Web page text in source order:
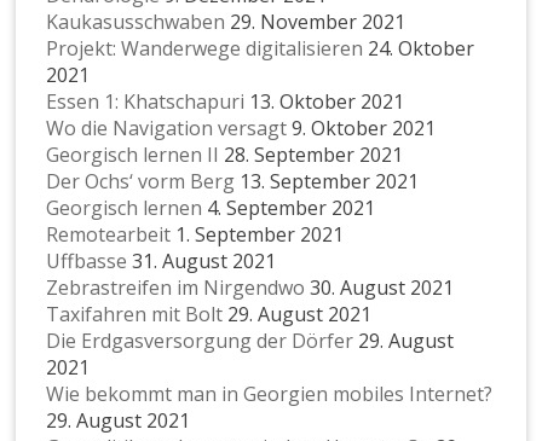
Kaukasusschwaben 29. November 2021
Projekt: Wanderwege digitalisieren 24. Oktober
2021
Essen 1: Khatschapuri 13. Oktober 2021
Wo die Navigation versagt9. Oktober 2021
Georgisch lernen II 28. September 2021
Der Ochs‘ vorm Berg 13. September 2021
Georgisch lernen 4. September 2021
Remotearbeit 1. September 2021
Uffbasse 31. August 2021
Zebrastreifen im Nirgendwo 30. August 2021
Taxifahren mit Bolt 29. August 2021
Die Erdgasversorgung der Dörfer 29. August
2021
Wie bekommt man in Georgien mobiles Internet?
29. August 2021